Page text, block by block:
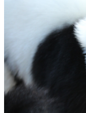
改変
クレジット表記